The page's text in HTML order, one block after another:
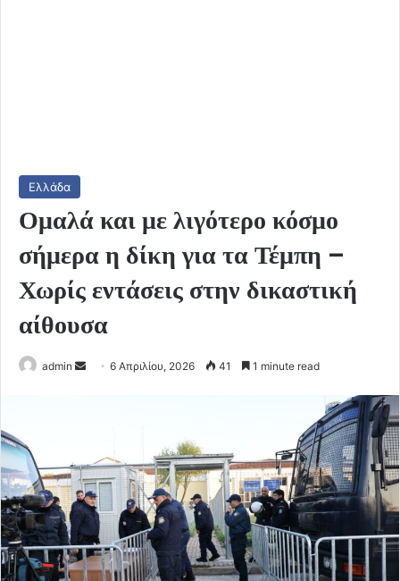
Ελλάδα
Ομαλά και με λιγότερο κόσμο
σήμερα η δίκη για τα Τέμπη –
Χωρίς εντάσεις στην δικαστική
αίθουσα
admin
Send6 Απριλίου, 2026 41 1 minute read